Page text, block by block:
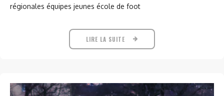
régionales équipes jeunes école de foot
LIRE LA SUITE